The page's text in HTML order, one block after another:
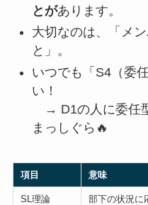
とがあります。
大切なのは、「メ
と」。
いつでも「S4（委
い！
→ D1の人に委任
まっしぐら🔥
項目 意味
SL理論
部下の状況に